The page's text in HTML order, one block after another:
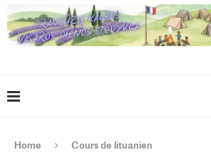
Home Cours de lituanien